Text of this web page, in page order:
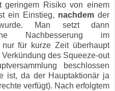
geringem Risiko von einem
ein Einstieg, nachdem der
Man setzt dann
Nachbesserung im
für kurze Zeit überhaupt
des Squeeze-out
beschlossen
ist, da der Hauptaktionär ja
verfügt). Nach erfolgtem